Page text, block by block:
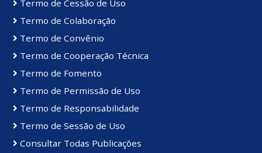
Termo de Cessão de Uso
Termo de Colaboração
Termo de Convênio
Termo de Cooperação Técnica
Termo de Fomento
Termo de Permissão de Uso
Termo de Responsabilidade
Termo de Sessão de Uso
Consultar Todas Publicações